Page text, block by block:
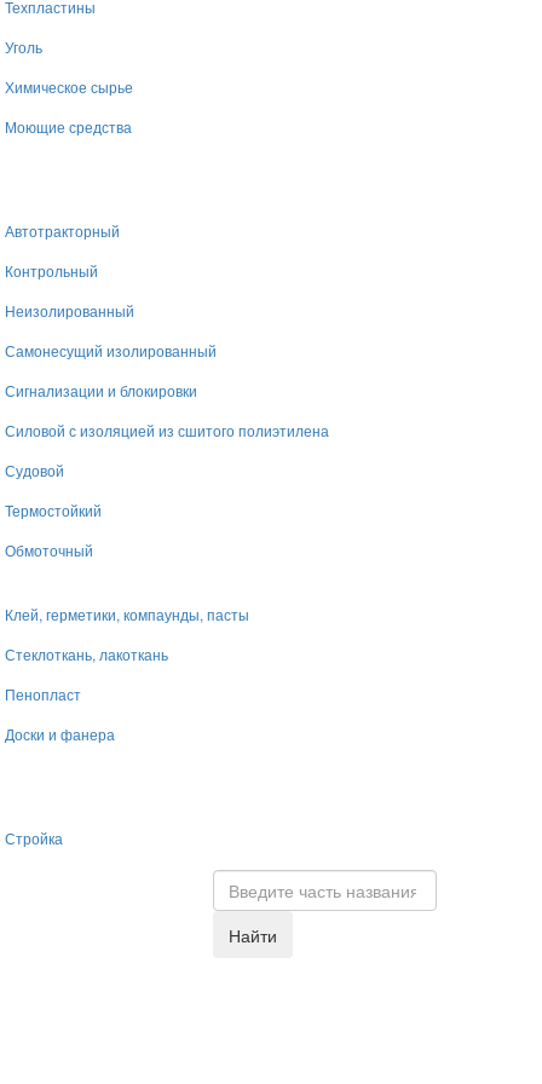
Техпластины
Уголь
Химическое сырье
Моющие средства
Автотракторный
Контрольный
Неизолированный
Самонесущий изолированный
Сигнализации и блокировки
Силовой с изоляцией из сшитого полиэтилена
Судовой
Термостойкий
Обмоточный
Клей, герметики, компаунды, пасты
Стеклоткань, лакоткань
Пенопласт
Доски и фанера
Стройка
Найти